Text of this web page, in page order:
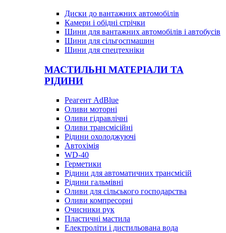
Диски до вантажних автомобілів
Камери і обідні стрічки
Шини для вантажних автомобілів і автобусів
Шини для сільгоспмашин
Шини для спецтехніки
МАСТИЛЬНІ МАТЕРІАЛИ ТА
РІДИНИ
Реагент AdBlue
Оливи моторні
Оливи гідравлічні
Оливи трансмісійні
Рідини охолоджуючі
Автохімія
WD-40
Герметики
Рідини для автоматичних трансмісій
Рідини гальмівні
Оливи для сільського господарства
Оливи компресорні
Очисники рук
Пластичні мастила
Електроліти і дистильована вода